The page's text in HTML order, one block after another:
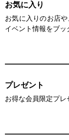
お気に入り
お気に入りのお店
イベント情報をブッ
プレゼント
お得な会員限定プレ